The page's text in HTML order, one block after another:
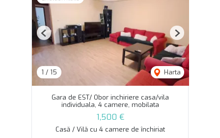
1 / 15 Harta
Previous Next
Gara de EST/ Obor inchiriere casa/vila
individuala, 4 camere, mobilata
1,500 €
Casă / Vilă cu 4 camere de închiriat